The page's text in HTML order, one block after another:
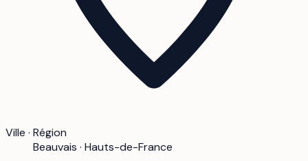
Ville · Région
Beauvais · Hauts-de-France